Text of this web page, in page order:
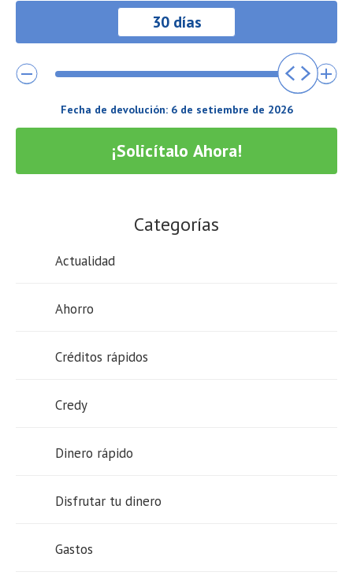
Fecha de devolución: 6 de setiembre de 2026
¡Solicítalo Ahora!
Categorías
Actualidad
Ahorro
Créditos rápidos
Credy
Dinero rápido
Disfrutar tu dinero
Gastos